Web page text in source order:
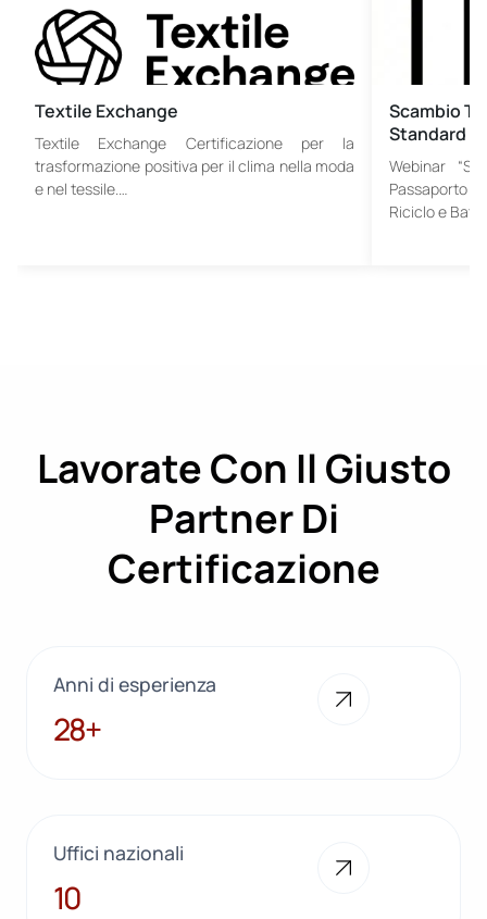
Textile Exchange
Textile Exchange Certificazione per la
trasformazione positiva per il clima nella moda
e nel tessile.…
Scambio
Standard
Webinar
Passaporto
Riciclo e
Lavorate Con Il Giusto
Partner Di
Certificazione
Anni di esperienza
28+
28+
Uffici nazionali
10
10